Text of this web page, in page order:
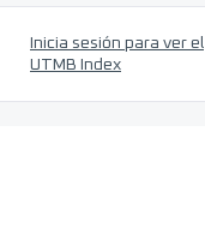
Inicia sesión para ver el
UTMB Index